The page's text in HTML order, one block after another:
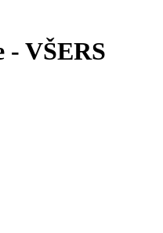
- VŠERS